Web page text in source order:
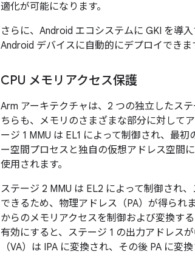
適化が可能になります。
さらに、Android エコシステムに GKI を導
Android デバイスに自動的にデプロイできま
CPU メモリアクセス保護
Arm アーキテクチャは、2 つの独立したス
ちらも、メモリのさまざまな部分に対して
ージ 1 MMU は EL1 によって制御され、最
ー空間プロセスと独自の仮想アドレス空間
使用されます。
ステージ 2 MMU は EL2 によって制御され
できるため、物理アドレス（PA）が得られ
からのメモリアクセスを制御および変換す
有効にすると、ステージ 1 の出力アドレス
（VA）は IPA に変換され、その後 PA に変換